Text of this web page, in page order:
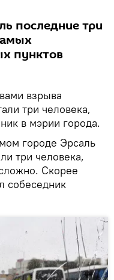
последние три
пунктов
взрыва
три человека,
в мэрии города.
городе Эрсаль
три человека,
Скорее
собеседник